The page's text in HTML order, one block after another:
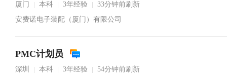
厦门 本科 3年经验
33分钟前刷新
安费诺电子装配（厦门）有限公司
PMC计划员
深圳 本科 3年经验
54分钟前刷新